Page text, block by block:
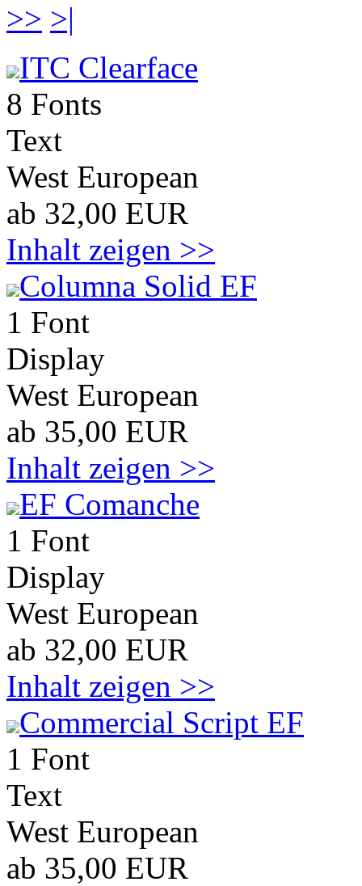
>> >|
ITC Clearface
8 Fonts
Text
West European
ab 32,00 EUR
Inhalt zeigen >>
Columna Solid EF
1 Font
Display
West European
ab 35,00 EUR
Inhalt zeigen >>
EF Comanche
1 Font
Display
West European
ab 32,00 EUR
Inhalt zeigen >>
Commercial Script EF
1 Font
Text
West European
ab 35,00 EUR